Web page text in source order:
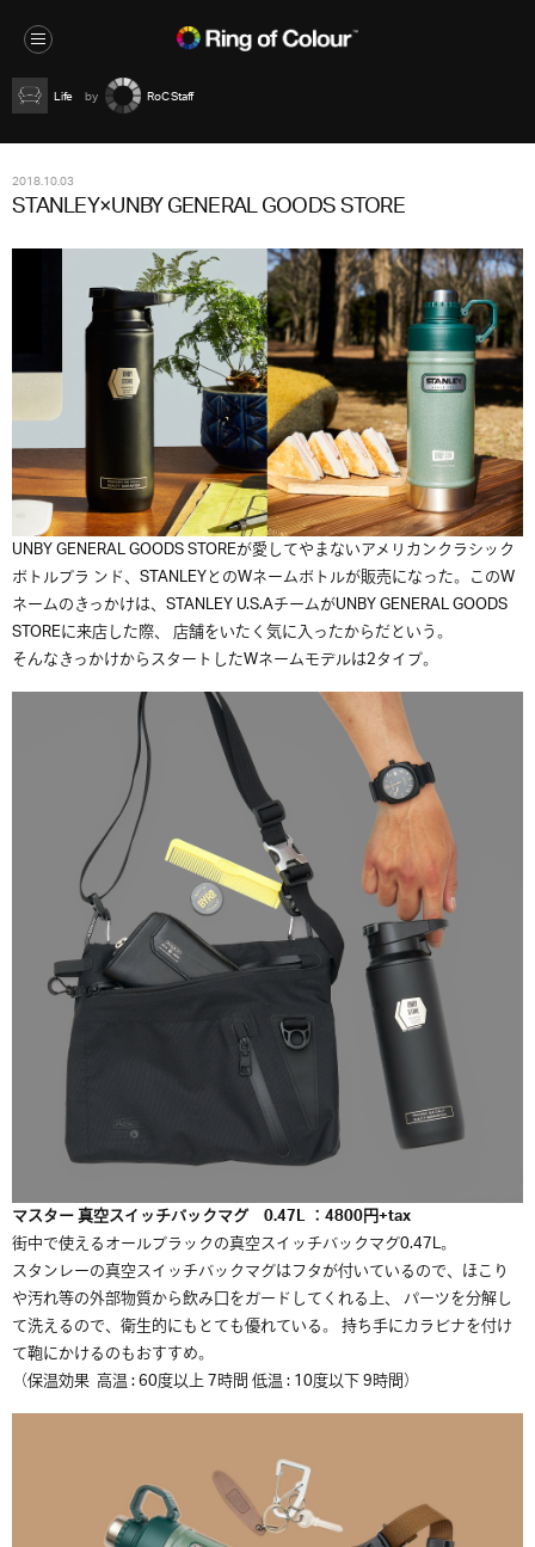
Life RoC Staff
2018.10.03
STANLEY×UNBY GENERAL GOODS STORE
UNBY GENERAL GOODS STOREが愛してやまないアメリカンクラシック
ボトルブラ ンド、STANLEYとのWネームボトルが販売になった。このW
ネームのきっかけは、STANLEY U.S.AチームがUNBY GENERAL GOODS
STOREに来店した際、 店舗をいたく気に入ったからだという。
そんなきっかけからスタートしたWネームモデルは2タイプ。
マスター 真空スイッチバックマグ 0.47L ：4800円+tax
街中で使えるオールブラックの真空スイッチバックマグ0.47L。
スタンレーの真空スイッチバックマグはフタが付いているので、ほこり
や汚れ等の外部物質から飲み口をガードしてくれる上、 パーツを分解し
て洗えるので、衛生的にもとても優れている。 持ち手にカラビナを付け
て鞄にかけるのもおすすめ。
（保温効果 高温 : 60度以上 7時間 低温 : 10度以下 9時間）